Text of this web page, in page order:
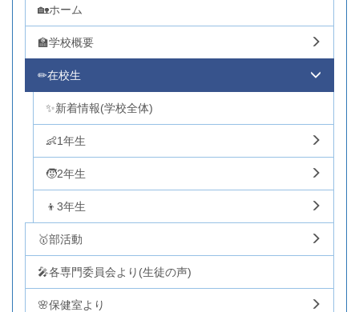
🏡ホーム
🏫学校概要
✏在校生
✨新着情報(学校全体)
👶1年生
🧒2年生
👦3年生
🥇部活動
🎤各専門委員会より(生徒の声)
🌸保健室より